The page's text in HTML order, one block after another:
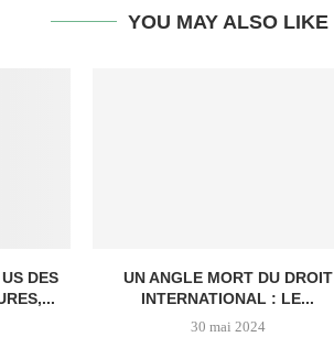
YOU MAY ALSO LIKE
DES
UN ANGLE MORT DU DROIT
INTERNATIONAL : LE...
30 mai 2024